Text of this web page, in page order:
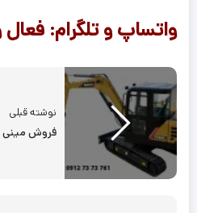
واتساپ و تلگرام:
نوشته قبلی
فروش مینی